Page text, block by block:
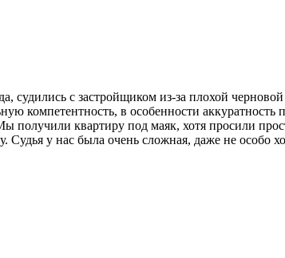
с застройщиком из-за плохой
компетентность, в особенности
получили квартиру под маяк, хотя просили
у нас была очень сложная, даже не особо